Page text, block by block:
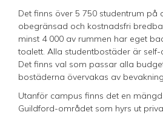
Det finns över 5 750 studentrum på
obegränsad och kostnadsfri
minst 4 000 av rummen har eget
toalett. Alla studentbostäder är
Det finns val som passar alla
bostäderna övervakas av
Utanför campus finns det en
Guildford-området som hyrs ut